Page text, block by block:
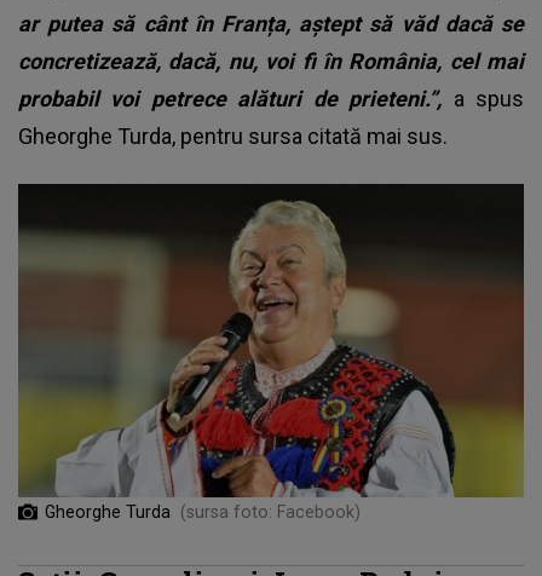
ar putea să cânt în Franța, aștept să văd dacă se
concretizează, dacă, nu, voi fi în România, cel mai
probabil voi petrece alături de prieteni.”, a spus
Gheorghe Turda, pentru sursa citată mai sus.
Gheorghe Turda (sursa foto: Facebook)